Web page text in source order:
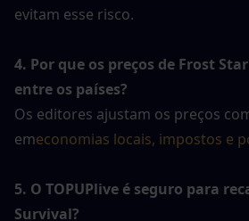
evitam esse risco.
4. Por que os preços de Frost
entre os países?
Os editores ajustam os preços
emeconomias locais, impostos e
5. O TOPUPlive é seguro para
Survival?